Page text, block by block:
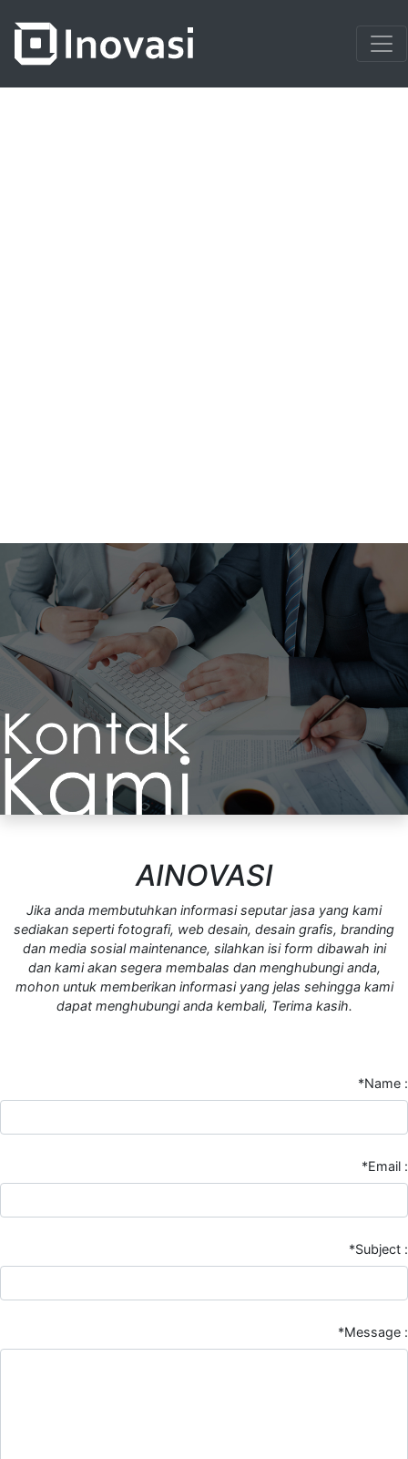
AINOVASI
Jika anda membutuhkan informasi seputar jasa yang kami
sediakan seperti fotografi, web desain, desain grafis, branding
dan media sosial maintenance, silahkan isi form dibawah ini
dan kami akan segera membalas dan menghubungi anda,
mohon untuk memberikan informasi yang jelas sehingga kami
dapat menghubungi anda kembali, Terima kasih.
*Name :
*Email :
*Subject :
*Message :